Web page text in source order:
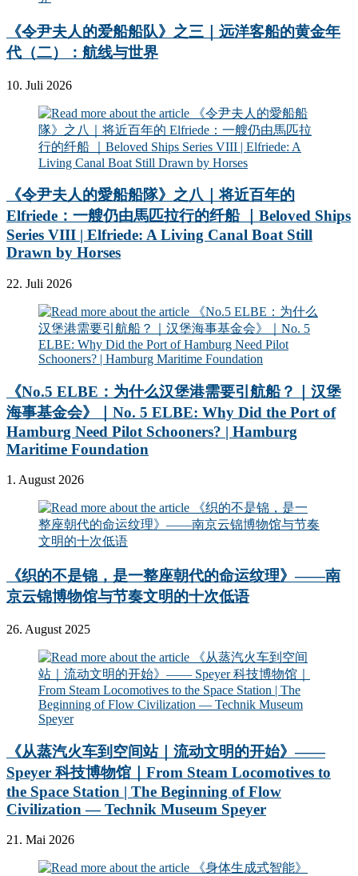
《令尹夫人的爱船船队》之三｜远洋客船的黄金年
代（二）：航线与世界
10. Juli 2026
《令尹夫人的愛船船隊》之八｜将近百年的
Elfriede：一艘仍由馬匹拉行的纤船 ｜Beloved Ships
Series VIII | Elfriede: A Living Canal Boat Still
Drawn by Horses
22. Juli 2026
《No.5 ELBE：为什么汉堡港需要引航船？｜汉堡
海事基金会》｜No. 5 ELBE: Why Did the Port of
Hamburg Need Pilot Schooners? | Hamburg
Maritime Foundation
1. August 2026
《织的不是锦，是一整座朝代的命运纹理》——南
京云锦博物馆与节奏文明的十次低语
26. August 2025
《从蒸汽火车到空间站｜流动文明的开始》——
Speyer 科技博物馆｜From Steam Locomotives to
the Space Station | The Beginning of Flow
Civilization — Technik Museum Speyer
21. Mai 2026